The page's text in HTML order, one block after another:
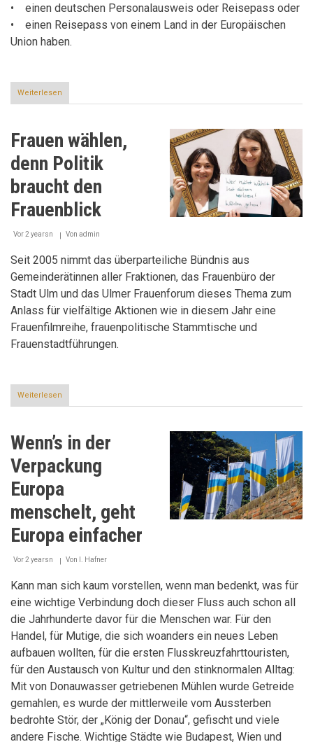
• einen deutschen Personalausweis oder Reisepass oder
• einen Reisepass von einem Land in der Europäischen
Union haben.
Weiterlesen
Wählen
einfach
Frauen wählen,
denn Politik
braucht den
Frauenblick
Vor 2 yearsn Von admin
Seit 2005 nimmt das überparteiliche Bündnis aus
Gemeinderätinnen aller Fraktionen, das Frauenbüro der
Stadt Ulm und das Ulmer Frauenforum dieses Thema zum
Anlass für vielfältige Aktionen wie in diesem Jahr eine
Frauenfilmreihe, frauenpolitische Stammtische und
Frauenstadtführungen.
Weiterlesen
Frauen
Politik
den
Frauenblick
Wenn’s in der
Verpackung
Europa
menschelt, geht
Europa einfacher
Vor 2 yearsn Von I. Hafner
Kann man sich kaum vorstellen, wenn man bedenkt, was für
eine wichtige Verbindung doch dieser Fluss auch schon all
die Jahrhunderte davor für die Menschen war. Für den
Handel, für Mutige, die sich woanders ein neues Leben
aufbauen wollten, für die ersten Flusskreuzfahrttouristen,
für den Austausch von Kultur und den stinknormalen Alltag:
Mit von Donauwasser getriebenen Mühlen wurde Getreide
gemahlen, es wurde der mittlerweile vom Aussterben
bedrohte Stör, der „König der Donau“, gefischt und viele
andere Fische. Wichtige Städte wie Budapest, Wien und